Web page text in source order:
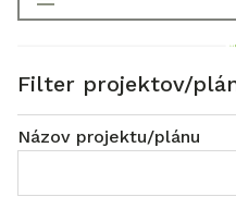
Filter projektov/
Názov projektu/plánu